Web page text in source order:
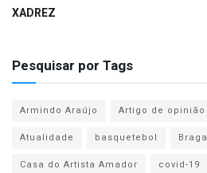
XADREZ
Pesquisar por Tags
Armindo Araújo Artigo de opinião
Atualidade
basquetebol Braga
Casa do Artista Amador
covid-19